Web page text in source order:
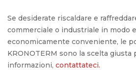
Se desiderate riscaldare e
commerciale o industriale in modo
economicamente conveniente, le
KRONOTERM sono la scelta
informazioni, contattateci.